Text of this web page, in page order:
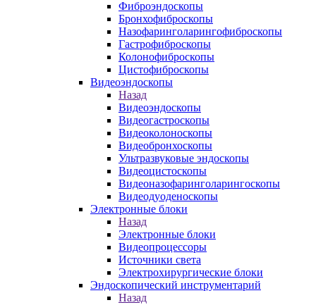
Фиброэндоскопы
Бронхофиброскопы
Назофаринголарингофиброскопы
Гастрофиброскопы
Колонофиброскопы
Цистофиброскопы
Видеоэндоскопы
Назад
Видеоэндоскопы
Видеогастроскопы
Видеоколоноскопы
Видеобронхоскопы
Ультразвуковые эндоскопы
Видеоцистоскопы
Видеоназофаринголарингоскопы
Видеодуоденоскопы
Электронные блоки
Назад
Электронные блоки
Видеопроцессоры
Источники света
Электрохирургические блоки
Эндоскопический инструментарий
Назад